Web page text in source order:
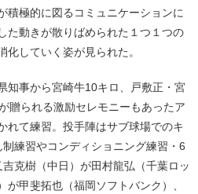
積極的に図るコミュニケーションに
た動きが散りばめられた１つ１つの
化していく姿が見られた。
知事から宮崎牛10キロ、戸敷正・宮
贈られる激励セレモニーもあったア
れて練習。投手陣はサブ球場でのキ
練習やコンディショニング練習・6
克樹（中日）が田村龍弘（千葉ロッ
甲斐拓也（福岡ソフトバンク）、